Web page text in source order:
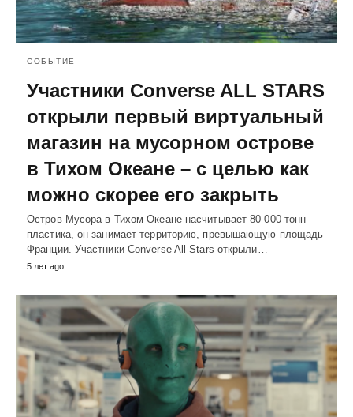
СОБЫТИЕ
Участники Converse ALL STARS
открыли первый виртуальный
магазин на мусорном острове
в Тихом Океане – с целью как
можно скорее его закрыть
Остров Мусора в Тихом Океане насчитывает 80 000 тонн
пластика, он занимает территорию, превышающую площадь
Франции. Участники Converse All Stars открыли…
5 лет ago